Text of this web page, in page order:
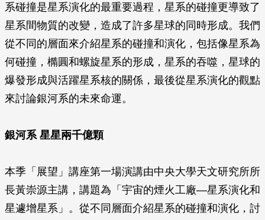
系碰撞是星系演化的最重要過程，星系的碰撞更導致了
星系間物質的改變，造成了許多星球的同時形成。我們
從不同的層面來介紹星系的碰撞和演化，包括像星系為
何碰撞，橢圓和螺旋星系的形成，星系的吞噬，星球的
爆發形成與活躍星系核的關係，最後從星系演化的觀點
來討論銀河系的未來命運。
銀河系 星星兩千億顆
本季「展望」講座第一場演講由中央大學天文研究所所
長黃崇源主講，講題為「宇宙的煙火工廠—星系演化和
星遽增星系」。從不同層面介紹星系的碰撞和演化，討